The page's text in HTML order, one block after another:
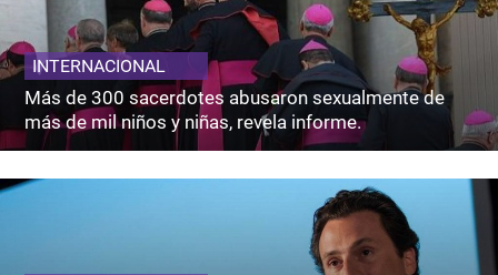
INTERNACIONAL
Más de 300 sacerdotes abusaron sexualmente de
más de mil niños y niñas, revela informe.